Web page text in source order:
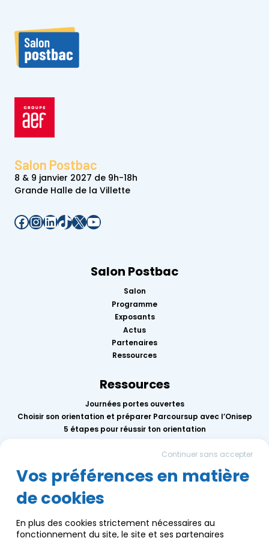
Salon Postbac
8 & 9 janvier 2027 de 9h-18h
Grande Halle de la Villette
Facebook
Instagram
LinkedIn
TikTok
X YouTube
Salon Postbac
Salon
Programme
Exposants
Actus
Partenaires
Ressources
Ressources
Journées portes ouvertes
Choisir son orientation et préparer Parcoursup avec l’Onisep
5 étapes pour réussir ton orientation
Mercredis de l’orientation
Calendrier des événements AEF info
Groupe AEF
Nous contacter
Continuer sans accepter
Vos préférences en matière
de cookies
En plus des cookies strictement nécessaires au
fonctionnement du site, le site et ses partenaires